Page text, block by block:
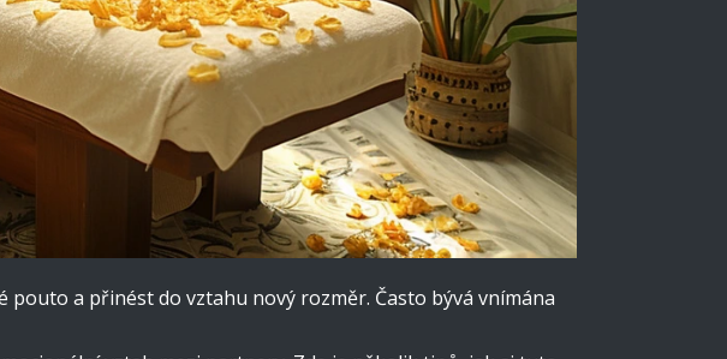
a přinést do vztahu nový rozměr. Často bývá vnímána